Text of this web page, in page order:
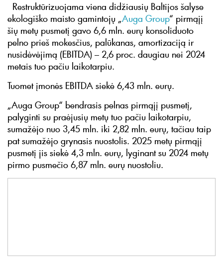
Restruktūrizuojama viena didžiausių Baltijos šalyse
ekologiško maisto gamintojų „Auga Group“ pirmąjį
šių metų pusmetį gavo 6,6 mln. eurų konsoliduoto
pelno prieš mokesčius, palūkanas, amortizaciją ir
nusidėvėjimą (EBITDA) – 2,6 proc. daugiau nei 2024
metais tuo pačiu laikotarpiu.
Tuomet įmonės EBITDA siekė 6,43 mln. eurų.
„Auga Group“ bendrasis pelnas pirmąjį pusmetį,
palyginti su praėjusių metų tuo pačiu laikotarpiu,
sumažėjo nuo 3,45 mln. iki 2,82 mln. eurų, tačiau taip
pat sumažėjo grynasis nuostolis. 2025 metų pirmąjį
pusmetį jis siekė 4,3 mln. eurų, lyginant su 2024 metų
pirmo pusmečio 6,87 mln. eurų nuostoliu.